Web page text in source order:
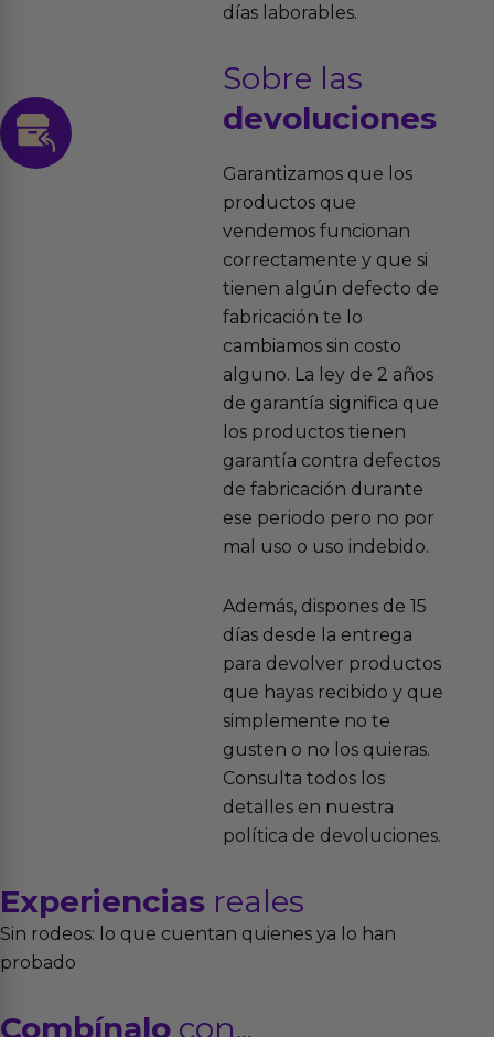
días laborables.
Sobre las
devoluciones
Garantizamos que los
productos que
vendemos funcionan
correctamente y que si
tienen algún defecto de
fabricación te lo
cambiamos sin costo
alguno. La ley de 2 años
de garantía significa que
los productos tienen
garantía contra defectos
de fabricación durante
ese periodo pero no por
mal uso o uso indebido.
Además, dispones de 15
días desde la entrega
para devolver productos
que hayas recibido y que
simplemente no te
gusten o no los quieras.
Consulta todos los
detalles en nuestra
política de devoluciones.
Experiencias reales
Sin rodeos: lo que cuentan quienes ya lo han
probado
Combínalo con...